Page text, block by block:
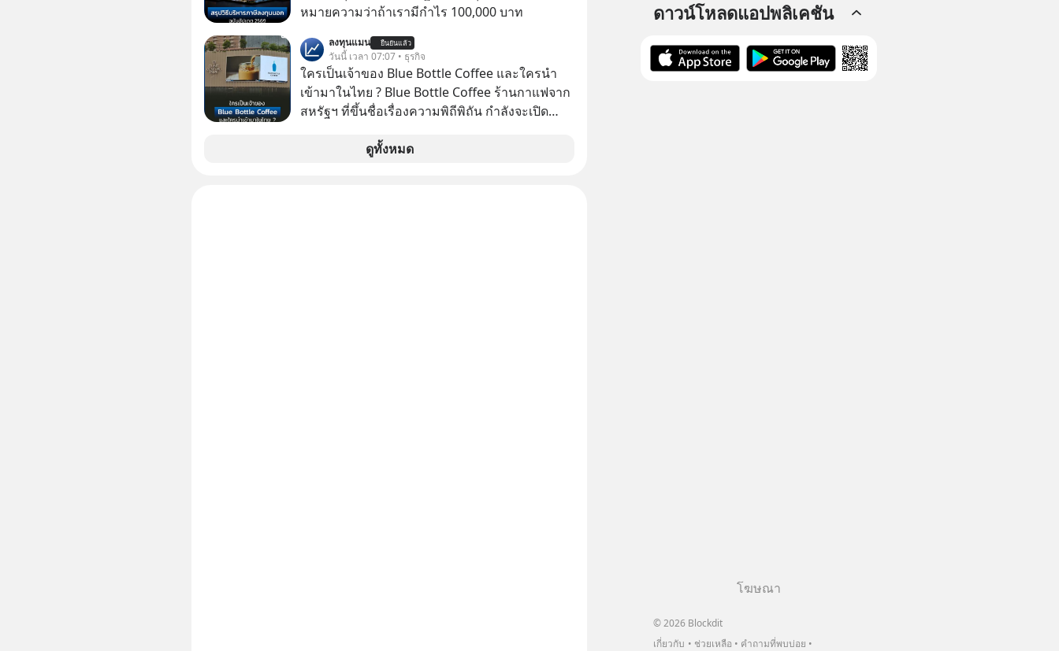
หมายความว่าถ้าเรามีกำไร 100,000 บาท
ลงทุนแมน ยืนยันแล้ว
วันนี้ เวลา 07:07 • ธุรกิจ
ใครเป็นเจ้าของ Blue Bottle Coffee และใครนำ
เข้ามาในไทย ? Blue Bottle Coffee ร้านกาแฟจาก
สหรัฐฯ ที่ขึ้นชื่อเรื่องความพิถีพิถัน กำลังจะเปิด
ดูทั้งหมด
ดาวน์โหลดแอปพลิเคชัน
โฆษณา
© 2026 Blockdit
เกี่ยวกับ
ช่วยเหลือ คำถามที่พบบ่อย